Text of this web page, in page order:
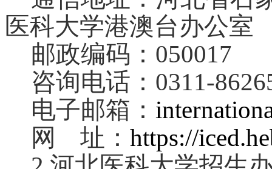
医科大学港澳台办公室
邮政编码：050017
咨询电话：0311-
电子邮箱：
网 址： https://